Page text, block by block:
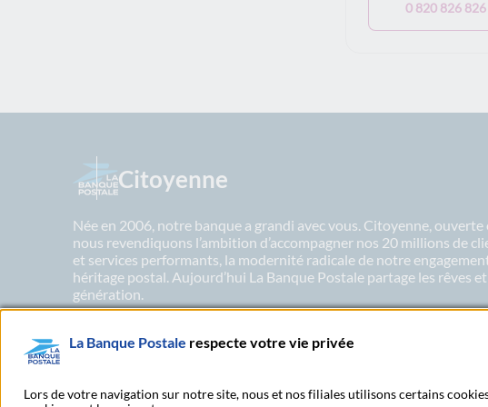
0 820 826 826
Citoyenne
Née en 2006, notre banque a grandi avec vous. Citoyenne, ouverte
nous revendiquons l’ambition d’accompagner nos 20 millions de
et services performants, la modernité radicale de notre
héritage postal. Aujourd’hui La Banque Postale partage les rêves et
génération.
En savoir plus sur nos engagements
La Banque Postale respecte votre vie privée
Lors de votre navigation sur notre site, nous et nos filiales utilisons certains